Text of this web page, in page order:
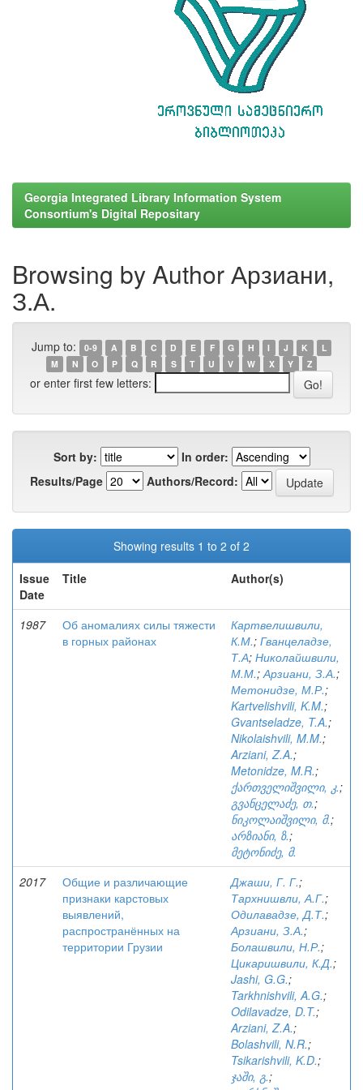
Georgia Integrated Library Information System
Consortium's Digital Repositary
Browsing by Author Арзиани,
З.А.
Jump to: 0-9 A B C D E F G H I J K
L
M
N O P Q R S T U V W X Y Z
or enter first few letters:
Sort by:
In order:
Results/Page
Authors/Record:
Showing results 1 to 2 of 2
Issue
Date
Title Author(s)
1987
Об аномалиях силы тяжести
в горных районах
Картвелишвили,
К.М.; Гванцеладзе,
Т.А; Николайшвили,
М.М.;Арзиани, З.А.;
Метонидзе, М.Р.;
Kartvelishvili, K.M.;
Gvantseladze, T.A.;
Nikolaishvili, M.M.;
Arziani, Z.A.;
Metonidze, M.R.;
ქართველიშვილი, კ.;
გვანცელაძე, თ.;
ნიკოლაიშვილი, მ.;
არზიანი, ზ.;
მეტონიძე, მ.
2017
Общие и различающие
признаки карстовых
выявлений,
распространённых на
территории Грузии
Джаши, Г. Г.;
Тархнишвли, А.Г.;
Одилавадзе, Д.Т.;
Арзиани, З.А.;
Болашвили, Н.Р.;
Цикаришвили, К.Д.;
Jashi, G.G.;
Tarkhnishvili, A.G.;
Odilavadze, D.T.;
Arziani, Z.A.;
Bolashvili, N.R.;
Tsikarishvili, K.D.;
ჯაში, გ.;